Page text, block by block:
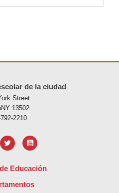
de la ciudad
Street
13502
2210
Educación